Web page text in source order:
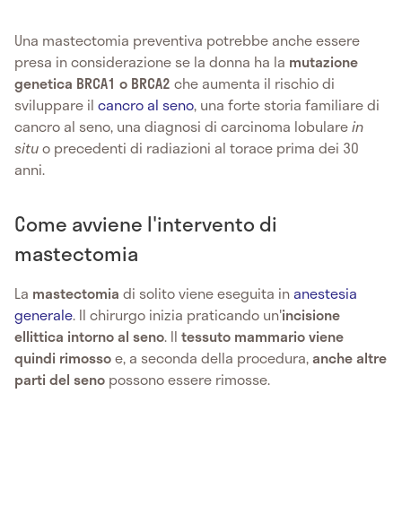
Una mastectomia preventiva potrebbe anche essere
presa in considerazione se la donna ha la mutazione
genetica BRCA1 o BRCA2 che aumenta il rischio di
sviluppare il cancro al seno, una forte storia familiare di
cancro al seno, una diagnosi di carcinoma lobularein
situo precedenti di radiazioni al torace prima dei 30
anni.
Come avviene l'intervento di
mastectomia
La mastectomia di solito viene eseguita inanestesia
generale. Il chirurgo inizia praticando un'incisione
ellittica intorno al seno. Il tessuto mammario viene
quindi rimossoe, a seconda della procedura,anche altre
parti del seno possono essere rimosse.